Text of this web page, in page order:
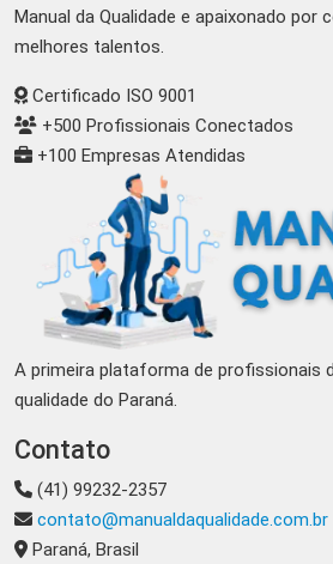
Manual da Qualidade e apaixonado por
melhores talentos.
Certificado ISO 9001
+500 Profissionais Conectados
+100 Empresas Atendidas
A primeira plataforma de profissionais
qualidade do Paraná.
Contato
(41) 99232-2357
contato@manualdaqualidade.com.br
Paraná, Brasil